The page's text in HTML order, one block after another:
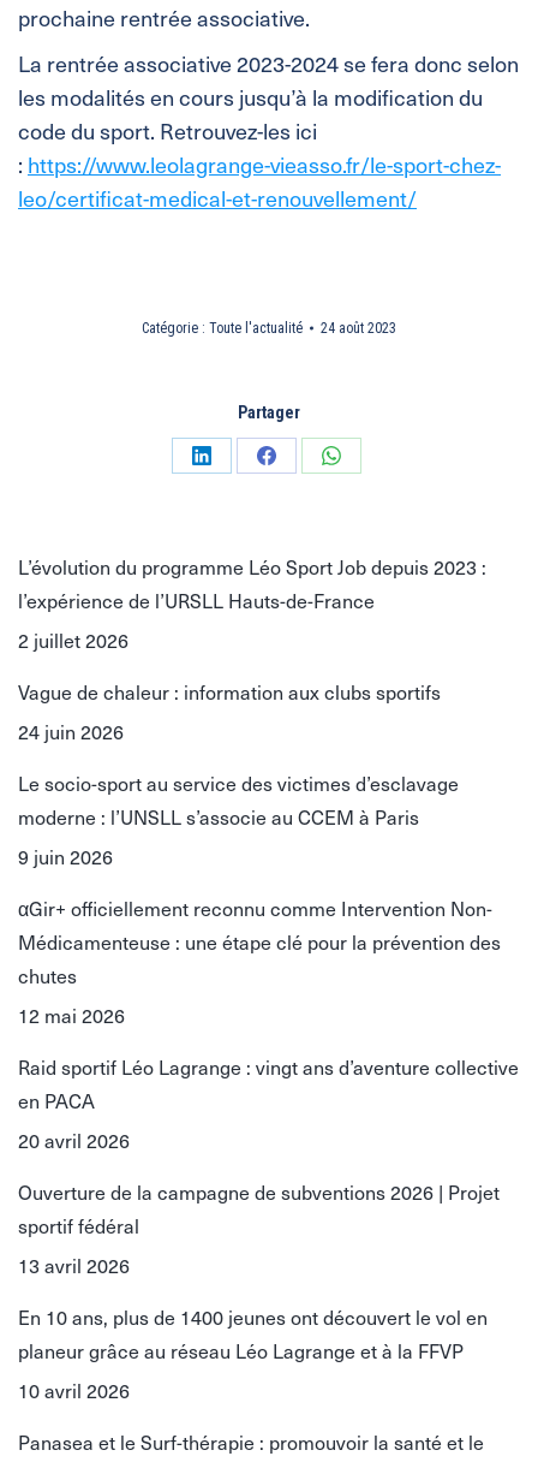
prochaine rentrée associative.
La rentrée associative 2023-2024 se fera donc selon
les modalités en cours jusqu’à la modification du
code du sport. Retrouvez-les ici
: https://www.leolagrange-vieasso.fr/le-sport-chez-
leo/certificat-medical-et-renouvellement/
Catégorie : Toute l'actualité 24 août 2023
Partager
PartagerPartagerPartager
L’évolution du programme Léo Sport Job depuis 2023 :
l’expérience de l’URSLL Hauts-de-France
2 juillet 2026
Vague de chaleur : information aux clubs sportifs
24 juin 2026
Le socio-sport au service des victimes d’esclavage
moderne : l’UNSLL s’associe au CCEM à Paris
9 juin 2026
αGir+ officiellement reconnu comme Intervention Non-
Médicamenteuse : une étape clé pour la prévention des
chutes
12 mai 2026
Raid sportif Léo Lagrange : vingt ans d’aventure collective
en PACA
20 avril 2026
Ouverture de la campagne de subventions 2026 | Projet
sportif fédéral
13 avril 2026
En 10 ans, plus de 1400 jeunes ont découvert le vol en
planeur grâce au réseau Léo Lagrange et à la FFVP
10 avril 2026
Panasea et le Surf-thérapie : promouvoir la santé et le